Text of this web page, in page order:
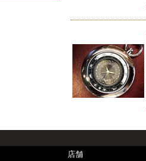
店舗